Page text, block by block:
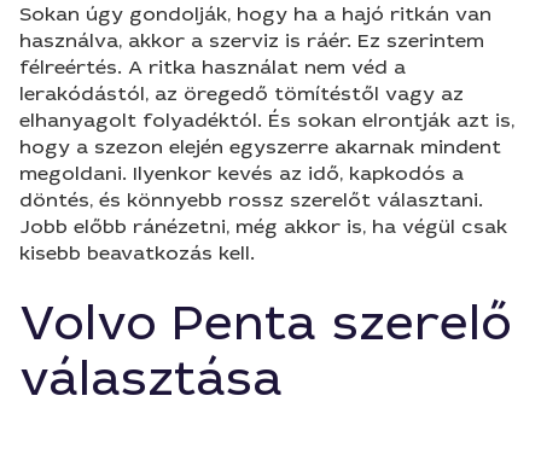
Sokan úgy gondolják, hogy ha a hajó ritkán van
használva, akkor a szerviz is ráér. Ez szerintem
félreértés. A ritka használat nem véd a
lerakódástól, az öregedő tömítéstől vagy az
elhanyagolt folyadéktól. És sokan elrontják azt is,
hogy a szezon elején egyszerre akarnak mindent
megoldani. Ilyenkor kevés az idő, kapkodós a
döntés, és könnyebb rossz szerelőt választani.
Jobb előbb ránézetni, még akkor is, ha végül csak
kisebb beavatkozás kell.
Volvo Penta szerelő
választása